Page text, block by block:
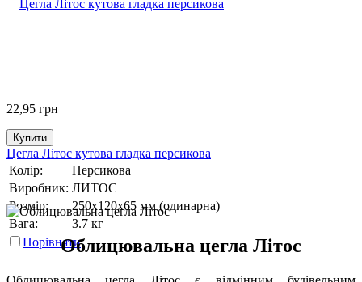
22,95 грн
Купити
Цегла Літос кутова гладка персикова
Колір:
Персикова
Виробник: ЛИТОС
Розмір:
250х120х65 мм (одинарна)
Вага:
3.7 кг
ПорівнятиОблицювальна цегла Літос